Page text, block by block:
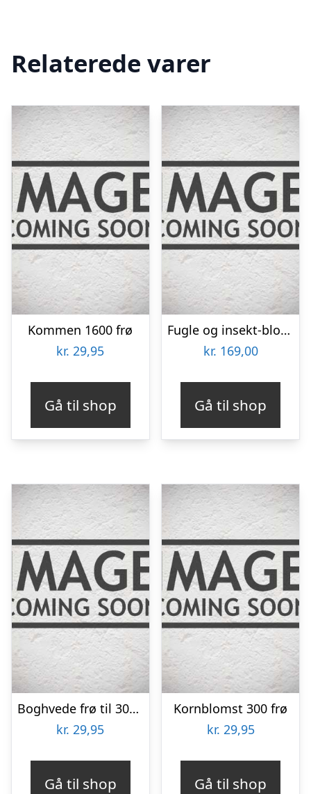
Relaterede varer
Kommen 1600 frø
kr. 29,95
Gå til shop
Fugle og insekt-blomsterblanding 30m2
kr. 169,00
Gå til shop
Boghvede frø til 30m2
kr. 29,95
Gå til shop
Kornblomst 300 frø
kr. 29,95
Gå til shop